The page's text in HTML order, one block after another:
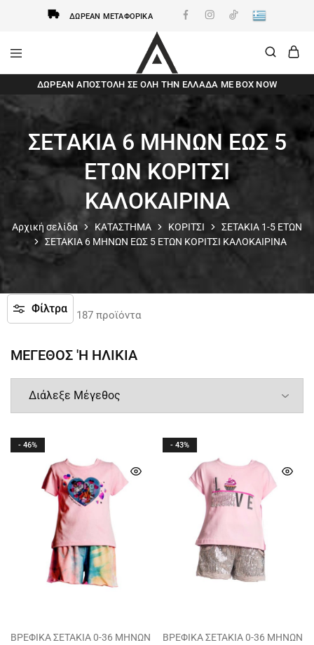
ΔΩΡΕΆΝ ΜΕΤΑΦΟΡΙΚΆ
AxidWear
Παιδικά
,
Axidwear
ΔΩΡΕΆΝ ΑΠΟΣΤΟΛΗ ΣΕ ΌΛΗ ΤΗΝ ΕΛΛΆΔΑ ΜΕ BOX NOW
Αρχική σελίδα ΚΑΤΑΣΤΗΜΑ ΚΟΡΙΤΣΙ
ΣΕΤΑΚΙΑ 1-5 ΕΤΩΝ
ΣΕΤΑΚΙΑ 6 ΜΗΝΩΝ ΕΩΣ 5 ΕΤΩΝ ΚΟΡΙΤΣΙ ΚΑΛΟΚΑΙΡΙΝΑ
ΣΕΤΑΚΙΑ 6 ΜΗΝΩΝ ΕΩΣ 5
ΕΤΩΝ ΚΟΡΙΤΣΙ
ΚΑΛΟΚΑΙΡΙΝΑ
Φίλτρα
Δείτε40από 187 προϊόντα
ΜΕΓΕΘΟΣ 'Η ΗΛΙΚΙΑ
- 46%
ΒΡΕΦΙΚΑ ΣΕΤΑΚΙΑ 0-36 ΜΗΝΩΝ
- 43%
ΒΡΕΦΙΚΑ ΣΕΤΑΚΙΑ 0-36 ΜΗΝΩΝ